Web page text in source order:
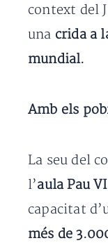
context del
una crida a
mundial.
Amb els
La seu del
l’aula Pau
capacitat
més de